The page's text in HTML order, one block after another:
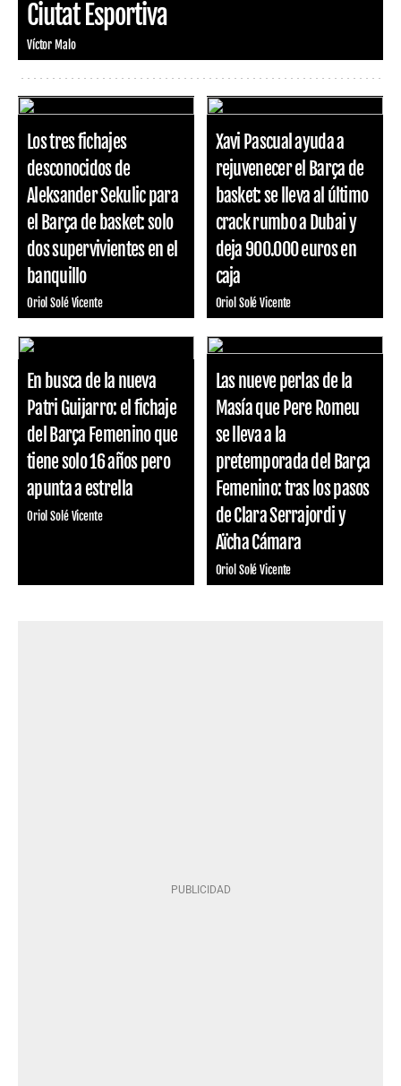
Ciutat Esportiva
Víctor Malo
Los tres fichajes
desconocidos de
Aleksander Sekulic para
el Barça de basket: solo
dos supervivientes en el
banquillo
Oriol Solé Vicente
Xavi Pascual ayuda a
rejuvenecer el Barça de
basket: se lleva al último
crack rumbo a Dubai y
deja 900.000 euros en
caja
Oriol Solé Vicente
En busca de la nueva
Patri Guijarro: el fichaje
del Barça Femenino que
tiene solo 16 años pero
apunta a estrella
Oriol Solé Vicente
Las nueve perlas de la
Masía que Pere Romeu
se lleva a la
pretemporada del Barça
Femenino: tras los pasos
de Clara Serrajordi y
Aïcha Cámara
Oriol Solé Vicente